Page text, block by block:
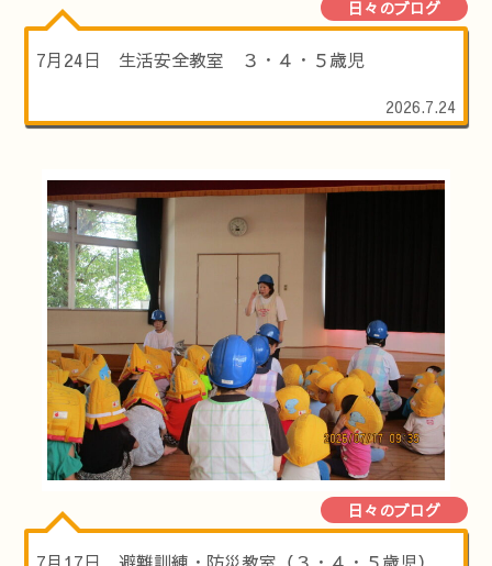
日々のブログ
7月24日 生活安全教室 ３・４・５歳児
2026.7.24
日々のブログ
7月17日 避難訓練・防災教室（３・４・５歳児）